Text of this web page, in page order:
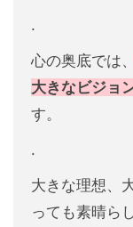
.
心の奥底では、
大きなビジョ
す。
.
大きな理想、
っても素晴ら